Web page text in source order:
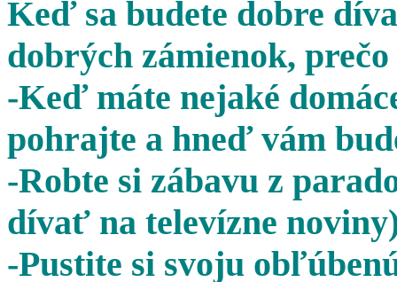
Keď sa budete dobre
dobrých zámienok,
-Keď máte nejaké
pohrajte a hneď vám
-Robte si zábavu z
dívať na televízne
-Pustite si svoju